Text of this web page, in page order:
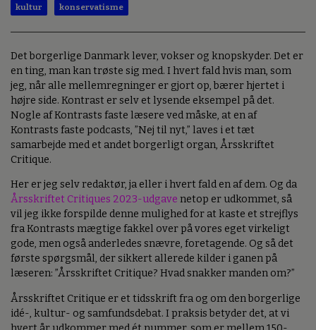
kultur konservatisme
Det borgerlige Danmark lever, vokser og knopskyder. Det er
en ting, man kan trøste sig med. I hvert fald hvis man, som
jeg, når alle mellemregninger er gjort op, bærer hjertet i
højre side. Kontrast er selv et lysende eksempel på det.
Nogle af Kontrasts faste læsere ved måske, at en af
Kontrasts faste podcasts, ”Nej til nyt,” laves i et tæt
samarbejde med et andet borgerligt organ, Årsskriftet
Critique.
Her er jeg selv redaktør, ja eller i hvert fald en af dem. Og da
Årsskriftet Critiques 2023-udgave netop er udkommet, så
vil jeg ikke forspilde denne mulighed for at kaste et strejflys
fra Kontrasts mægtige fakkel over på vores eget virkeligt
gode, men også anderledes snævre, foretagende. Og så det
første spørgsmål, der sikkert allerede kilder i ganen på
læseren: ”Årsskriftet Critique? Hvad snakker manden om?”
Årsskriftet Critique er et tidsskrift fra og om den borgerlige
idé-, kultur- og samfundsdebat. I praksis betyder det, at vi